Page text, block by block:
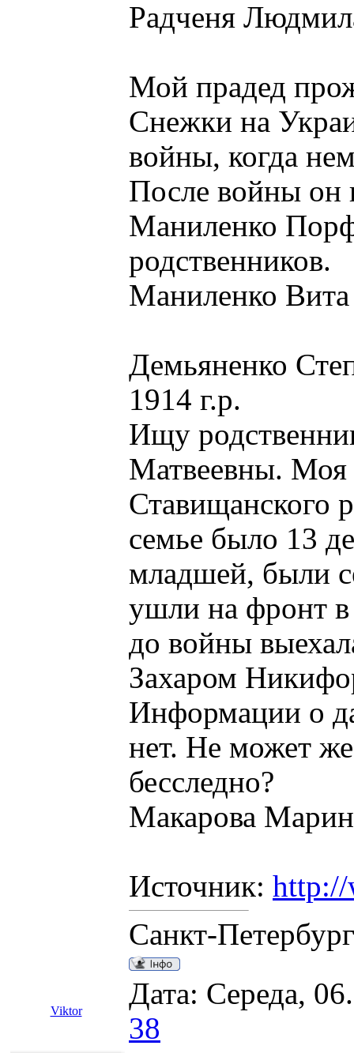
Радченя
Мой прадед
Снежки на
войны, когда
После войны он
Маниленко
родственников.
Маниленко Вита
Демьяненко
1914 г.р.
Ищу
Матвеевны. Моя
Ставищанского
семье было 13
младшей, были
ушли на фронт в
до войны
Захаром
Информации о
нет. Не может
бесследно?
Макарова
Источник: http://
Санкт-Петербург
Viktor
Дата: Середа,
38